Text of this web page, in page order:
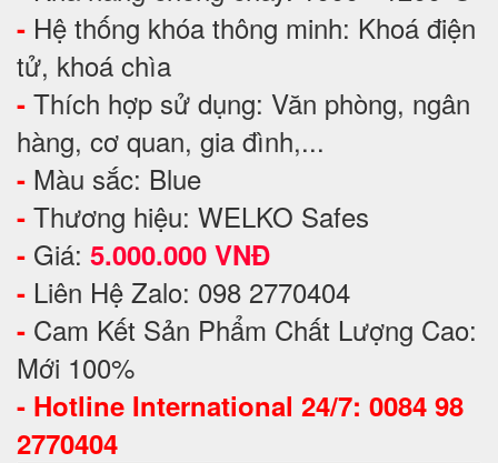
- Hệ thống khóa thông minh: Khoá điện
tử, khoá chìa
- Thích hợp sử dụng: Văn phòng, ngân
hàng, cơ quan, gia đình,...
- Màu sắc: Blue
- Thương hiệu: WELKO Safes
- Giá: 5.000.000 VNĐ
- Liên Hệ Zalo: 098 2770404
- Cam Kết Sản Phẩm Chất Lượng Cao:
Mới 100%
- Hotline International 24/7: 0084 98
2770404